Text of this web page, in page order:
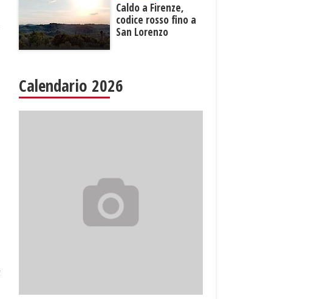
Caldo a Firenze,
codice rosso fino a
San Lorenzo
Calendario 2026